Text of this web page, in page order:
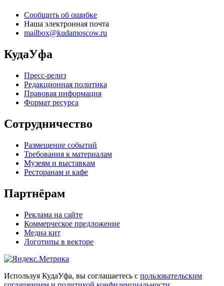
Сообщить об ошибке
Наша электронная почта
mailbox@kudamoscow.ru
КудаУфа
Пресс-релиз
Редакционная политика
Правовая информация
Формат ресурса
Сотрудничество
Размещение событий
Требования к материалам
Музеям и выставкам
Ресторанам и кафе
Партнёрам
Реклама на сайте
Коммерческое предложение
Медиа кит
Логотипы в векторе
Используя КудаУфа, вы соглашаетесь с пользовательским